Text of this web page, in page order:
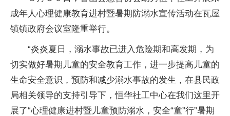
成年人心理健康教育进村暨暑期防溺水宣传活动在瓦屋
镇镇政府会议室隆重举行。
“炎炎夏日，溺水事故已进入危险期和高发期，为
切实做好暑期儿童的安全教育工作，进一步提高儿童的
生命安全意识，预防和减少溺水事故的发生，在县民政
局相关领导的支持引导下，恒华社工中心在我们这里开
展了“心理健康进村暨儿童预防溺水，安全“童”行”暑期